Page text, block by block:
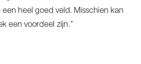
heel goed veld. Misschien kan
een voordeel zijn.’’